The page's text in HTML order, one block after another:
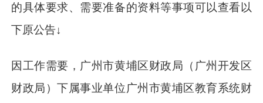
的具体要求、需要准备的资料等事项可以查看以
下原公告↓
因工作需要，广州市黄埔区财政局（广州开发区
财政局）下属事业单位广州市黄埔区教育系统财